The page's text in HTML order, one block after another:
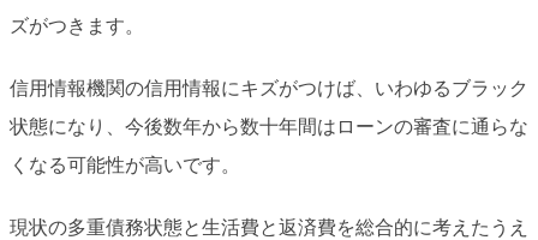
ズがつきます。
信用情報機関の信用情報にキズがつけば、いわゆるブラック
状態になり、今後数年から数十年間はローンの審査に通らな
くなる可能性が高いです。
現状の多重債務状態と生活費と返済費を総合的に考えたうえ